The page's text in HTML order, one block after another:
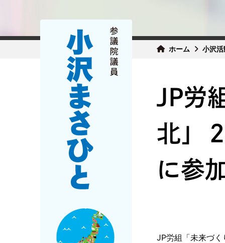
ホーム 小沢
JP労
北」
に参
JP労組「未来づ